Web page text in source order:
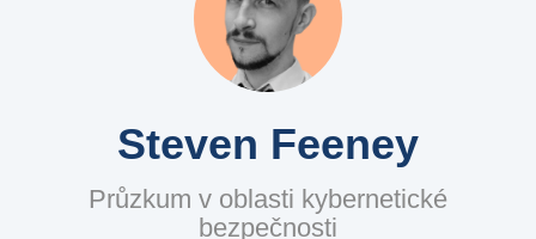
Steven Feeney
Průzkum v oblasti kybernetické
bezpečnosti